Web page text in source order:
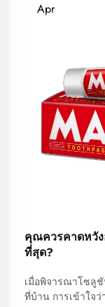
Apr
คุณควรคาดหวั
ที่สุด?
เมื่อพิจารณาโซลู
ที่บ้าน การเข้าใจ